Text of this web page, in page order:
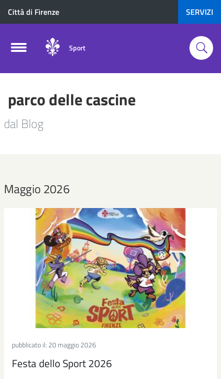
Città di Firenze SERVIZI
Sport
parco delle cascine
dal Blog
Maggio 2026
pubblicato il: 20 maggio 2026
Festa dello Sport 2026